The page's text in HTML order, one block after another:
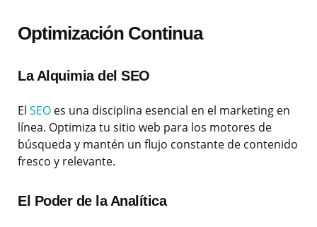
Optimización Continua
La Alquimia del SEO
El SEO es una disciplina esencial en el marketing en
línea. Optimiza tu sitio web para los motores de
búsqueda y mantén un flujo constante de contenido
fresco y relevante.
El Poder de la Analítica